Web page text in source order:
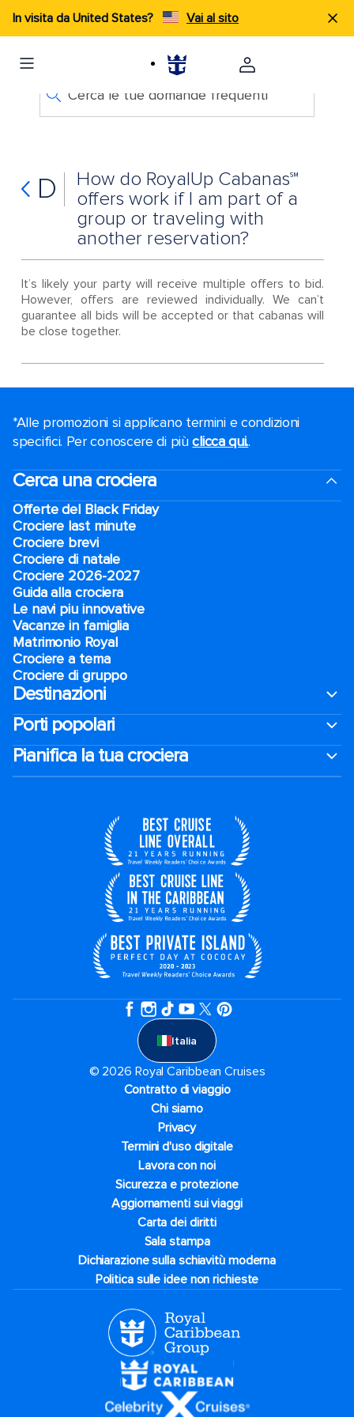
In visita da United States? Vai al sito
Cerca le tue domande frequenti
D
How do RoyalUp Cabanas℠
offers work if I am part of a
group or traveling with
another reservation?
It’s likely your party will receive multiple offers to bid.
However, offers are reviewed individually. We can’t
guarantee all bids will be accepted or that cabanas will
be close together.
*Alle promozioni si applicano termini e condizioni
specifici. Per conoscere di piùclicca qui..
Cerca una crociera
Offerte del Black Friday
Crociere last minute
Crociere brevi​
Crociere di natale​
Crociere 2026-2027
Guida alla crociera
Le navi piu innovative
Vacanze in famiglia
Matrimonio Royal
Crociere a tema
Crociere di gruppo
Destinazioni
Porti popolari
Pianifica la tua crociera
Italia
© 2026 Royal Caribbean Cruises
Contratto di viaggio
Chi siamo
Privacy
Termini d'uso digitale
Lavora con noi
Sicurezza e protezione
Aggiornamenti sui viaggi
Carta dei diritti
Sala stampa
Dichiarazione sulla schiavitù moderna
Politica sulle idee non richieste